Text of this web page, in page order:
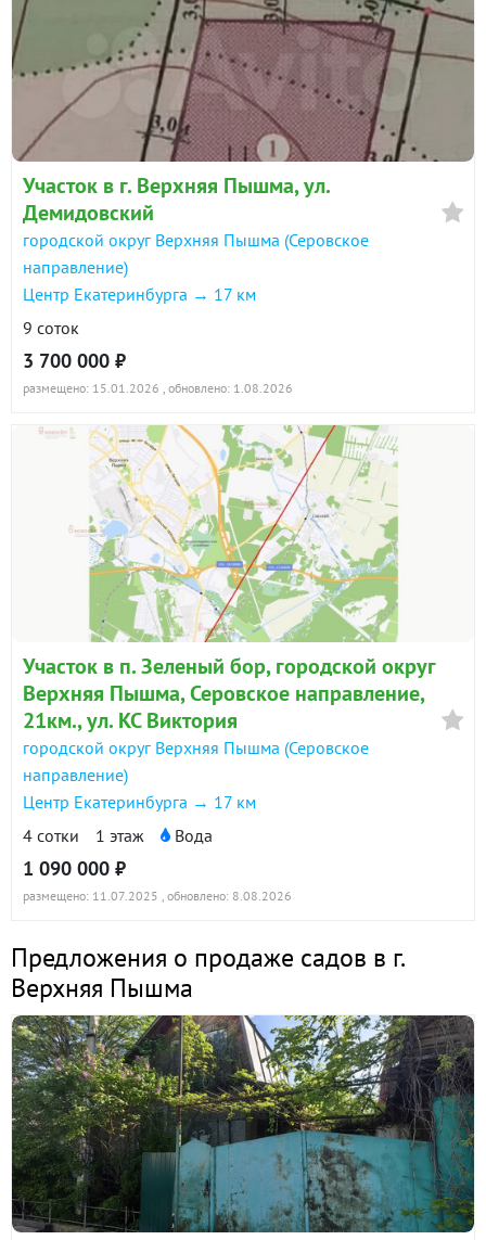
Участок в г. Верхняя Пышма, ул.
Демидовский
городской округ Верхняя Пышма (Серовское
направление)
Центр Екатеринбурга → 17 км
9 соток
3 700 000 ₽
размещено: 15.01.2026 , обновлено: 1.08.2026
Участок в п. Зеленый бор, городской округ
Верхняя Пышма, Серовское направление,
21км., ул. КС Виктория
городской округ Верхняя Пышма (Серовское
направление)
Центр Екатеринбурга → 17 км
4 сотки
1 этаж Вода
1 090 000 ₽
размещено: 11.07.2025 , обновлено: 8.08.2026
Предложения о продаже садов в г.
Верхняя Пышма